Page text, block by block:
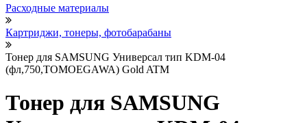
Расходные материалы
Картриджи, тонеры, фотобарабаны
Тонер для SAMSUNG Универсал тип KDM-04
(фл,750,TOMOEGAWA) Gold ATM
Тонер для SAMSUNG